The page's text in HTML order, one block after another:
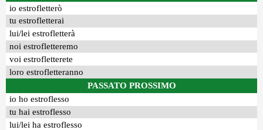
io estrofletterò
tu estrofletterai
lui/lei estrofletterà
noi estrofletteremo
voi estrofletterete
loro estrofletteranno
PASSATO PROSSIMO
io ho estroflesso
tu hai estroflesso
lui/lei ha estroflesso